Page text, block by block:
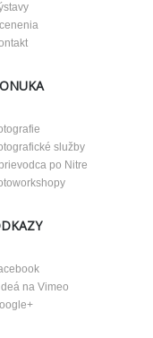
služby
po Nitre
na Vimeo